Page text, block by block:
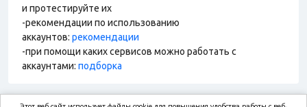
и протестируйте их
-рекомендации по использованию
аккаунтов: рекомендации
-при помощи каких сервисов можно работать с
аккаунтами: подборка